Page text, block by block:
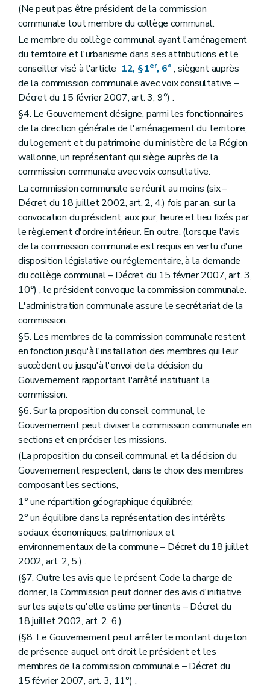
Art. 237/22
Section 2 Bâtiments pour lesquels une étude de faisabilité technique, environnementale et économique n'est pas requise
Art. 237/23
Art. 237/24
Section 3 Autres bâtiments
Art. 237/25
Section 4 Modalités
Art. 237/26
Titre V Certificat de performance énergétique des bâtiments
Chapitre premier Champ d'application
Art. 237/27
Art. 237/28
Art. 237/29
Chapitre II Mission du certificateur P.E.B.
Art. 237/30
Chapitre III
Procédures
Art. 237/31
Titre VI Dispositions favorisant la performance énergétique des bâtiments
Art. 237/32
Art. 237/33
Art. 237/34
Titre VII Sanctions
Chapitre premier Du retrait de l'agrément
Art. 237/35
Chapitre II Des amendes administratives
Art. 237/37
Art. 237/38
Art. 237/39
Livre IV Des mesures d'exécution
Titre premier Des mesures d'exécution du livre I
Chapitre premier De la composition et des modalités de fonctionnement des commissions d'aménagement du territoire
Section première De la commission régionale et de ses sections – Décret du 27 novembre 1997, art. 4, 2., al. 2)
Section
Section Siège
Art. 239
Section Sections
Art. 240
Section Composition des sections
Art. 241
Section Composition de la commission
Art. 242
Section Présidence
Art. 243
Section
Bureau
Art. 244
Section Secrétariat
Art. 245
Section
Fonctionnement
Art. 246
Section Délibérations
Art. 247
Section
Groupe de travail
Art. 248
Section Rapport d'activité
Art. 249
Section Délégation
Art. 250
Section 2 De la commission communale et de ses sections – Décret du 27 novembre 1997, art. 4, 2, al. 2)
(Ne peut pas être président de la commission
communale tout membre du collège communal.
Le membre du collège communal ayant l'aménagement
du territoire et l'urbanisme dans ses attributions et le
conseiller visé à l'article 12, §1er, 6°, siègent auprès
de la commission communale avec voix consultative –
Décret du 15 février 2007, art. 3, 9°) .
§4. Le Gouvernement désigne, parmi les fonctionnaires
de la direction générale de l'aménagement du territoire,
du logement et du patrimoine du ministère de la Région
wallonne, un représentant qui siège auprès de la
commission communale avec voix consultative.
La commission communale se réunit au moins (six –
Décret du 18 juillet 2002, art. 2, 4.) fois par an, sur la
convocation du président, aux jour, heure et lieu fixés par
le règlement d'ordre intérieur. En outre, (lorsque l'avis
de la commission communale est requis en vertu d'une
disposition législative ou réglementaire, à la demande
du collège communal – Décret du 15 février 2007, art. 3,
10°) , le président convoque la commission communale.
L'administration communale assure le secrétariat de la
commission.
§5. Les membres de la commission communale restent
en fonction jusqu'à l'installation des membres qui leur
succèdent ou jusqu'à l'envoi de la décision du
Gouvernement rapportant l'arrêté instituant la
commission.
§6. Sur la proposition du conseil communal, le
Gouvernement peut diviser la commission communale en
sections et en préciser les missions.
(La proposition du conseil communal et la décision du
Gouvernement respectent, dans le choix des membres
composant les sections,
1° une répartition géographique équilibrée;
2° un équilibre dans la représentation des intérêts
sociaux, économiques, patrimoniaux et
environnementaux de la commune – Décret du 18 juillet
2002, art. 2, 5.) .
(§7. Outre les avis que le présent Code la charge de
donner, la Commission peut donner des avis d'initiative
sur les sujets qu'elle estime pertinents – Décret du
18 juillet 2002, art. 2, 6.) .
(§8. Le Gouvernement peut arrêter le montant du jeton
de présence auquel ont droit le président et les
membres de la commission communale – Décret du
15 février 2007, art. 3, 11°) .